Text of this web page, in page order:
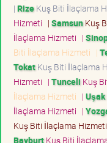
| RizeKuş Biti İlaçlama
Hizmeti | SamsunKuş
İlaçlama Hizmeti |
Biti İlaçlama Hizmeti |
TokatKuş Biti İlaçlama
Hizmeti | Tunceli Kuş
İlaçlama Hizmeti | Uşak
İlaçlama Hizmeti |
Kuş Biti İlaçlama Hizmeti
BayburtKuş Biti